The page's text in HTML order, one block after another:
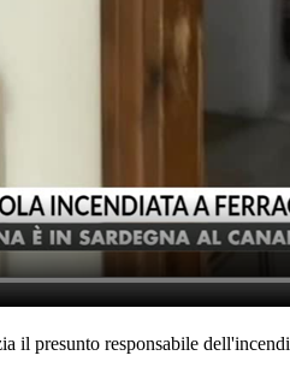
il presunto responsabile